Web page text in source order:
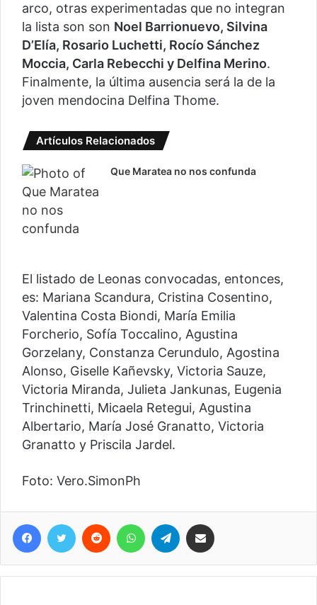
arco, otras experimentadas que no integran
la lista son son Noel Barrionuevo, Silvina
D’Elía, Rosario Luchetti, Rocío Sánchez
Moccia, Carla Rebecchi y Delfina Merino.
Finalmente, la última ausencia será la de la
joven mendocina Delfina Thome.
Artículos Relacionados
Que Maratea no nos confunda
El listado de Leonas convocadas, entonces,
es: Mariana Scandura, Cristina Cosentino,
Valentina Costa Biondi, María Emilia
Forcherio, Sofía Toccalino, Agustina
Gorzelany, Constanza Cerundulo, Agostina
Alonso, Giselle Kañevsky, Victoria Sauze,
Victoria Miranda, Julieta Jankunas, Eugenia
Trinchinetti, Micaela Retegui, Agustina
Albertario, María José Granatto, Victoria
Granatto y Priscila Jardel.
Foto: Vero.SimonPh
Facebook
Twitter Reddit WhatsAppTelegram